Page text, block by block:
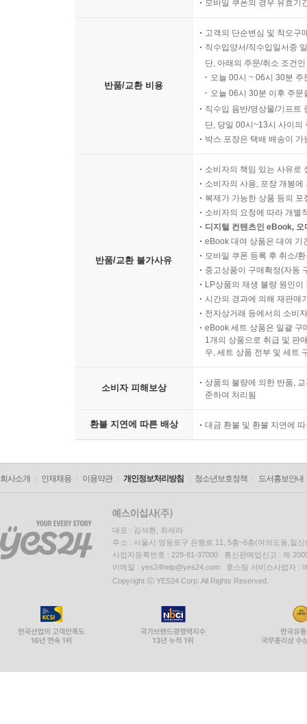
모바일 쿠폰의 경우 유효기
반품/교환 비용
고객의 단순변심 및 착오구
직수입양서/직수입일서중
단, 아래의 주문/취소 조건
오늘 00시 ~ 06시 30분
오늘 06시 30분 이후 주
직수입 음반/영상물/기프트
단, 당일 00시~13시 사이의
박스 포장은 택배 배송이
반품/교환 불가사유
소비자의 책임 있는 사유로
소비자의 사용, 포장 개봉
복제가 가능한 상품 등의
소비자의 요청에 따라 개별
디지털 컨텐츠인 eBook,
eBook 대여 상품은 대여 기
모바일 쿠폰 등록 후 취소/
중고상품이 구매확정(자동
LP상품의 재생 불량 원인
시간의 경과에 의해 재판매
전자상거래 등에서의 소비
eBook 세트 상품은 일괄 구
1개의 상품으로 취급 및 판
우, 세트 상품 전부 및 세트
소비자 피해보상
상품의 불량에 의한 반품,
준하여 처리됨
환불 지연에 따른 배상 대금 환불 및 환불 지연에
회사소개 인재채용 이용약관 개인정보처리방침 청소년보호정책 도서홍보안내
대표 : 김석환, 최세라
주소 : 서울시 영등포구 은행로 11, 5층~6층(여의도동,일신
사업자등록번호 : 229-81-37000 통신판매업신고 : 제
이메일 : yes24help@yes24.com 호스팅 서비스사업자 :
Copyright ⓒ YES24 Corp. All Rights Reserved.